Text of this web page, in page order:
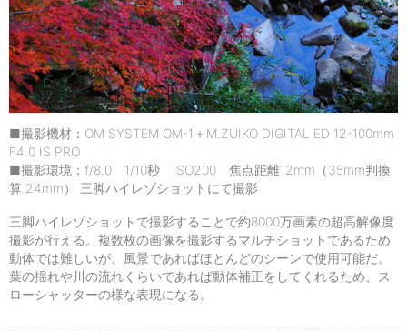
■撮影機材：OM SYSTEM OM-1＋M.ZUIKO DIGITAL ED 12-100mm
F4.0 IS PRO
■撮影環境：f/8.0 1/10秒 ISO200 焦点距離12mm（35mm判換
算 24mm） 三脚ハイレゾショットにて撮影
三脚ハイレゾショットで撮影することで約8000万画素の超高解像度
撮影が行える。複数枚の画像を撮影するマルチショットであるため
動体では難しいが、風景であればほとんどのシーンで使用可能だ。
葉の揺れや川の流れくらいであれば動体補正をしてくれるため、ス
ローシャッターの様な表現になる。